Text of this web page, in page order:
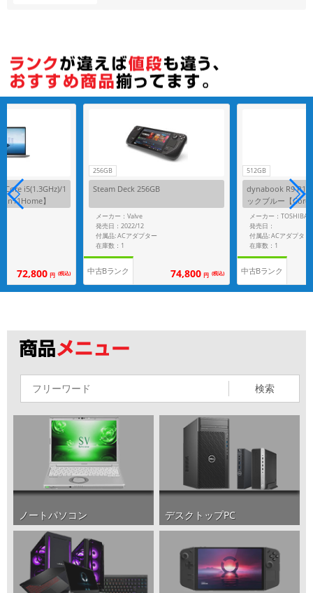
Core i5(1.3GHz)/1
】
72,800 円 (税込)
256GB
Steam Deck 256GB
メーカー：Valve
発売日：2022/12
付属品: ACアダプター
在庫数：1
中古Bランク 74,800 円 (税込)
512GB
dynabook R9
ックブルー【Core
512GB SSD/
メーカー：TOSHIBA
発売日：
付属品: ACアダプタ
在庫数：1
中古Bランク
検索
ノートパソコン デスクトップPC